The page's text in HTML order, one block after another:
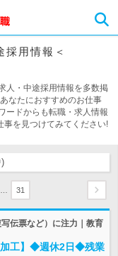
採用情報＜
人・中途採用情報を多数掲
なたにおすすめのお仕事
ードからも転職・求人情報
事を見つけてみてください!
31
伝票など）に注力｜教育
加工】◆週休2日◆残業